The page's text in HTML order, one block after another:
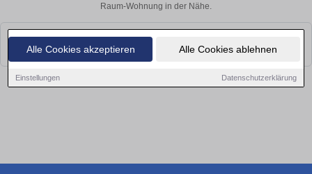
Alle Cookies akzeptieren Alle Cookies ablehnen
Einstellungen Datenschutzerklärung
Raum-Wohnung in der Nähe.
Leider konnten wir derzeit keine passenden Objekte finden. Schauen Sie
bald wieder vorbei!